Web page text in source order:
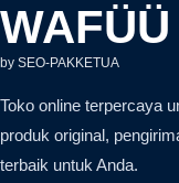
WAFÜÜ
by SEO-PAKKETUA
Toko online terpercaya
produk original,
terbaik untuk Anda.